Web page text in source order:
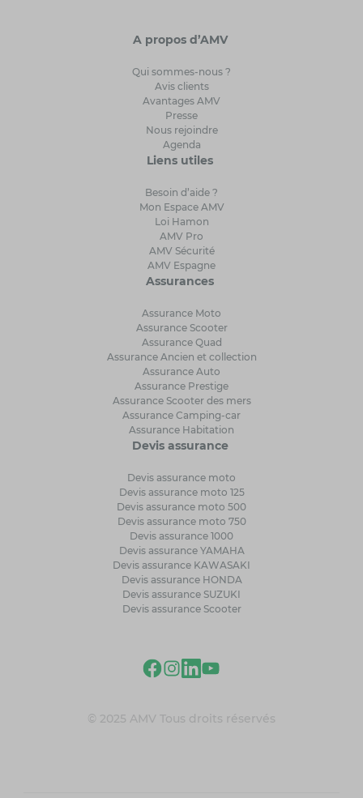
A propos d’AMV
Qui sommes-nous ?
Avis clients
Avantages AMV
Presse
Nous rejoindre
Agenda
Liens utiles
Besoin d’aide ?
Mon Espace AMV
Loi Hamon
AMV Pro
AMV Sécurité
AMV Espagne
Assurances
Assurance Moto
Assurance Scooter
Assurance Quad
Assurance Ancien et collection
Assurance Auto
Assurance Prestige
Assurance Scooter des mers
Assurance Camping-car
Assurance Habitation
Devis assurance
Devis assurance moto
Devis assurance moto 125
Devis assurance moto 500
Devis assurance moto 750
Devis assurance 1000
Devis assurance YAMAHA
Devis assurance KAWASAKI
Devis assurance HONDA
Devis assurance SUZUKI
Devis assurance Scooter
© 2025 AMV Tous droits réservés